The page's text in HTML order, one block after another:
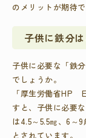
のメリットが期待
子供に鉄分
子供に必要な「鉄
でしょうか。
「厚生労働省HP
すと、子供に必要
は4.5～5.5㎎、6～
とされています。